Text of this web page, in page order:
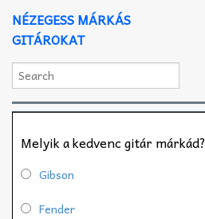
NÉZEGESS MÁRKÁS
GITÁROKAT
Melyik a kedvenc gitár márkád?
Gibson
Fender